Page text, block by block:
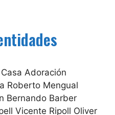
Adoración
Roberto Mengual
Bernando Barber
Vicente Ripoll Oliver